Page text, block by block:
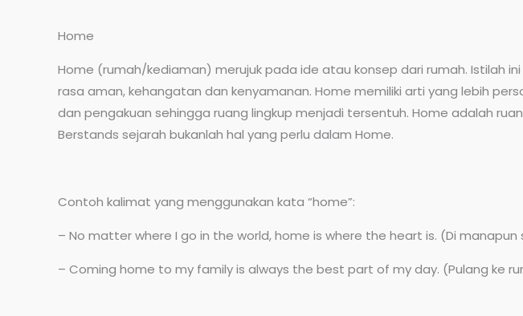
Home
Home (rumah/kediaman) merujuk pada ide atau konsep dari rumah. Istilah
rasa aman, kehangatan dan kenyamanan. Home memiliki arti yang lebih
dan pengakuan sehingga ruang lingkup menjadi tersentuh. Home adalah
Berstands sejarah bukanlah hal yang perlu dalam Home.
Contoh kalimat yang menggunakan kata “home”:
– No matter where I go in the world, home is where the heart is. (Di
– Coming home to my family is always the best part of my day. (Pulang ke